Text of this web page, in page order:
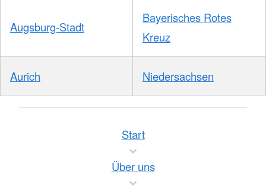
Augsburg-Stadt
Bayerisches Rotes
Kreuz
Aurich Niedersachsen
Start
Über uns